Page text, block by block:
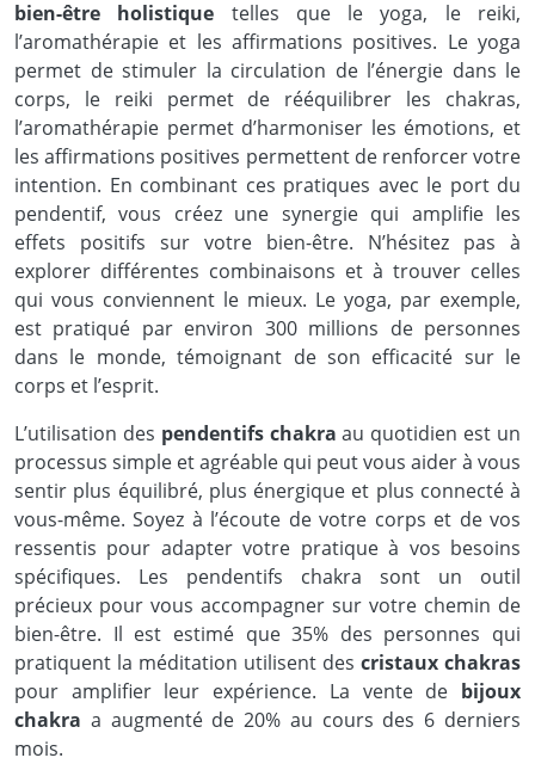
bien-être holistique telles que le yoga, le reiki,
l’aromathérapie et les affirmations positives. Le yoga
permet de stimuler la circulation de l’énergie dans le
corps, le reiki permet de rééquilibrer les chakras,
l’aromathérapie permet d’harmoniser les émotions, et
les affirmations positives permettent de renforcer votre
intention. En combinant ces pratiques avec le port du
pendentif, vous créez une synergie qui amplifie les
effets positifs sur votre bien-être. N’hésitez pas à
explorer différentes combinaisons et à trouver celles
qui vous conviennent le mieux. Le yoga, par exemple,
est pratiqué par environ 300 millions de personnes
dans le monde, témoignant de son efficacité sur le
corps et l’esprit.
L’utilisation des pendentifs chakraau quotidien est un
processus simple et agréable qui peut vous aider à vous
sentir plus équilibré, plus énergique et plus connecté à
vous-même. Soyez à l’écoute de votre corps et de vos
ressentis pour adapter votre pratique à vos besoins
spécifiques. Les pendentifs chakra sont un outil
précieux pour vous accompagner sur votre chemin de
bien-être. Il est estimé que 35% des personnes qui
pratiquent la méditation utilisent des cristaux chakras
pour amplifier leur expérience. La vente de bijoux
chakra a augmenté de 20% au cours des 6 derniers
mois.